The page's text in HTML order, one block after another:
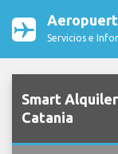
Servicios e
Smart
Catania